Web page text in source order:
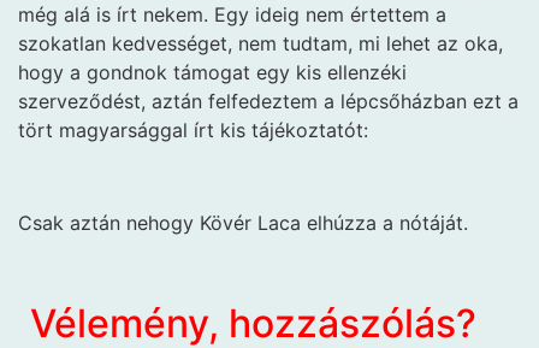
még alá is írt nekem. Egy ideig nem értettem a
szokatlan kedvességet, nem tudtam, mi lehet az oka,
hogy a gondnok támogat egy kis ellenzéki
szerveződést, aztán felfedeztem a lépcsőházban ezt a
tört magyarsággal írt kis tájékoztatót:
Csak aztán nehogy Kövér Laca elhúzza a nótáját.
Vélemény, hozzászólás?